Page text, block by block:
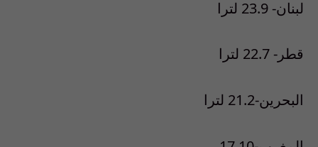
لبنان- 23.9 لترا
قطر- 22.7 لترا
البحرين-21.2 لترا